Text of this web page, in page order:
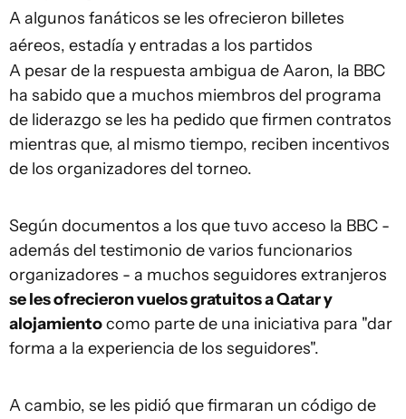
A algunos fanáticos se les ofrecieron billetes
aéreos, estadía y entradas a los partidos
A pesar de la respuesta ambigua de Aaron, la BBC
ha sabido que a muchos miembros del programa
de liderazgo se les ha pedido que firmen contratos
mientras que, al mismo tiempo, reciben incentivos
de los organizadores del torneo.
Según documentos a los que tuvo acceso la BBC -
además del testimonio de varios funcionarios
organizadores - a muchos seguidores extranjeros
se les ofrecieronvuelos gratuitos a Qatar y
alojamientocomo parte de una iniciativa para "dar
forma a la experiencia de los seguidores".
A cambio, se les pidió que firmaran un código de